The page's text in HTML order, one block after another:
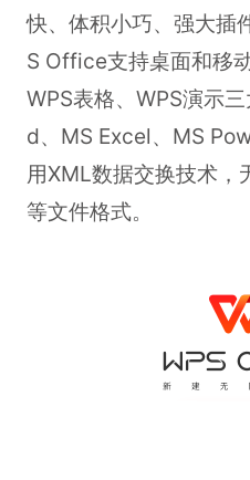
快、体积小巧、强大插
S Office支持桌面和移
WPS表格、WPS演示
d、MS Excel、MS
用XML数据交换技术
等文件格式。